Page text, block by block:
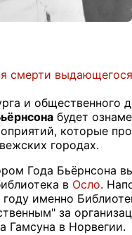
смерти
и общественного
будет
которые
городах.
Года Бьёрнсона
в Осло.
именно
за
Гамсуна в Норвегии.